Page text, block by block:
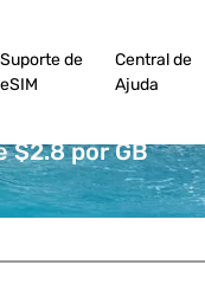
Suporte de
eSIM
Central de
Ajuda
$2.8 por GB